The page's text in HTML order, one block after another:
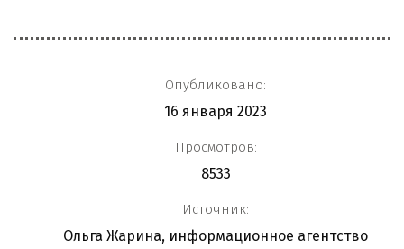
Опубликовано:
16 января 2023
Просмотров:
8533
Источник:
Ольга Жарина, информационное агентство